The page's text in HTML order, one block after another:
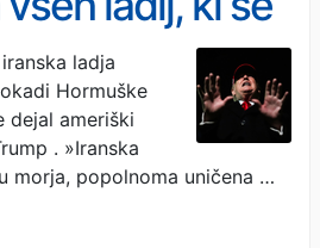
blokadi
ki jo je
- takoj
ladja
Hormuške
dejal ameriški
. »Iranska
morja, popolnoma uničena …